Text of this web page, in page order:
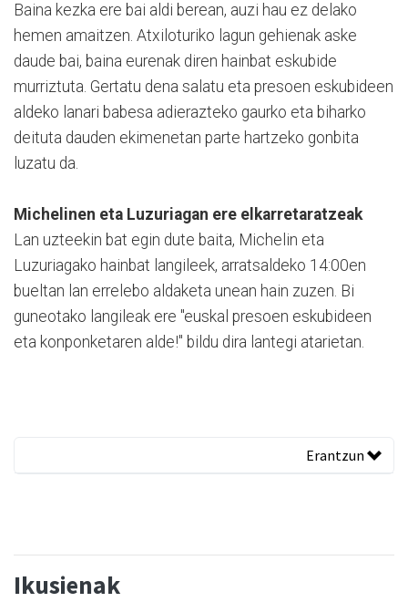
Baina kezka ere bai aldi berean, auzi hau ez delako
hemen amaitzen. Atxiloturiko lagun gehienak aske
daude bai, baina eurenak diren hainbat eskubide
murriztuta. Gertatu dena salatu eta presoen eskubideen
aldeko lanari babesa adierazteko gaurko eta biharko
deituta dauden ekimenetan parte hartzeko gonbita
luzatu da.
Michelinen eta Luzuriagan ere elkarretaratzeak
Lan uzteekin bat egin dute baita, Michelin eta
Luzuriagako hainbat langileek, arratsaldeko 14:00en
bueltan lan errelebo aldaketa unean hain zuzen. Bi
guneotako langileak ere "euskal presoen eskubideen
eta konponketaren alde!" bildu dira lantegi atarietan.
Erantzun
Ikusienak